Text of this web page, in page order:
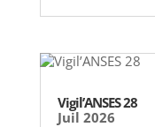
Vigil’ANSES 28
Juil 2026